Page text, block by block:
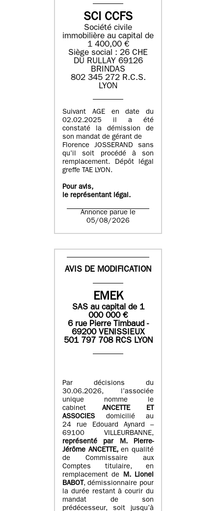
SCI CCFS
Société civile
immobilière au capital de
1 400,00 €
Siège social : 26 CHE
DU RULLAY 69126
BRINDAS
802 345 272 R.C.S.
LYON
Suivant AGE en date du
02.02.2025 il a été
constaté la démission de
son mandat de gérant de
Florence JOSSERAND sans
qu’il soit procédé à son
remplacement. Dépôt légal
greffe TAE LYON.
Pour avis,
le représentant légal.
Annonce parue le
05/08/2026
AVIS DE MODIFICATION
EMEK
SASau capital de 1
000 000€
6 rue Pierre Timbaud -
69200 VENISSIEUX
501 797 708 RCS LYON
Par décisions du
30.06.2026, l’associée
unique nomme le
cabinet ANCETTE ET
ASSOCIES
domicilié au
24 rue Edouard Aynard –
69100 VILLEURBANNE,
représenté par M.Pierre-
Jérôme ANCETTE, en qualité
de Commissaire aux
Comptes titulaire, en
remplacement de M.Lionel
BABOT, démissionnaire pour
la durée restant à courir du
mandat de son
prédécesseur, soit jusqu’à